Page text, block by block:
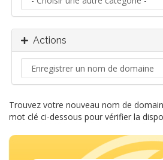
Actions
Trouvez votre nouveau nom de
mot clé ci-dessous pour vérifier la